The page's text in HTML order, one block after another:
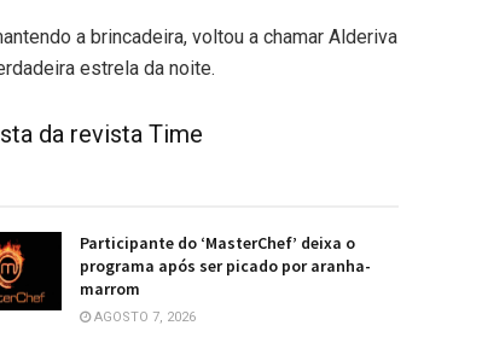
a brincadeira, voltou a chamar Alderiva
estrela da noite.
da revista Time
Participante do ‘MasterChef’ deixa o
programa após ser picado por aranha-
marrom
AGOSTO 7, 2026